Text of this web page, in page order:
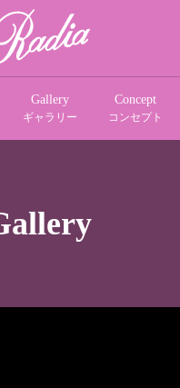
Gallery
ギャラリー
Concept
コンセプト